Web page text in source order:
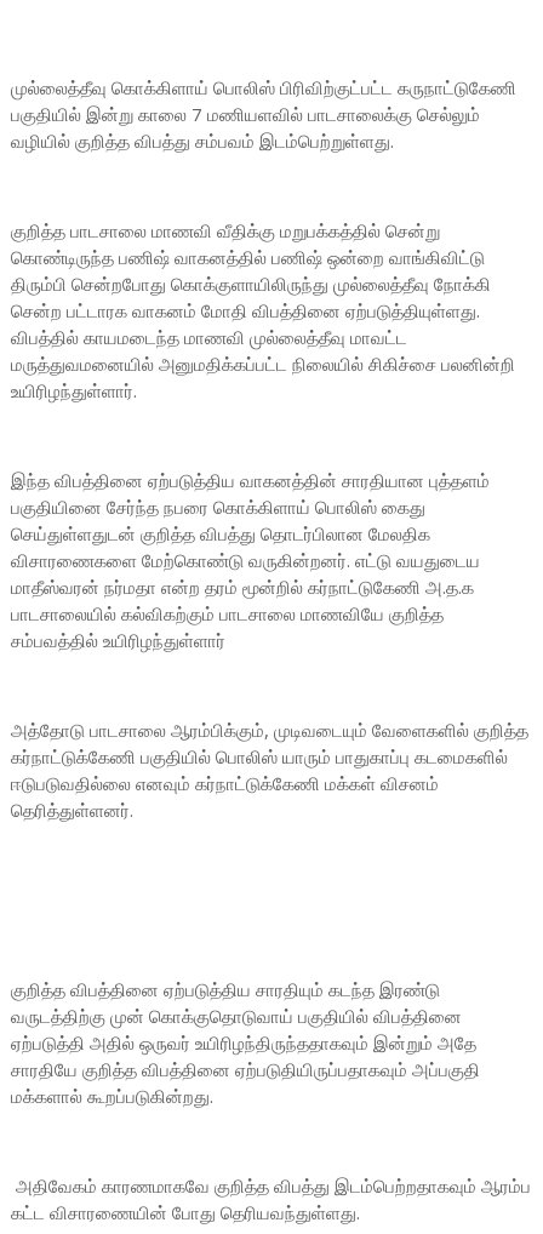
முல்லைத்தீவு கொக்கிளாய் பொலிஸ் பிரிவிற்குட்பட்ட கருநாட்டுகேணி
பகுதியில் இன்று காலை 7 மணியளவில் பாடசாலைக்கு செல்லும்
வழியில் குறித்த விபத்து சம்பவம் இடம்பெற்றுள்ளது.
குறித்த பாடசாலை மாணவி வீதிக்கு மறுபக்கத்தில் சென்று
கொண்டிருந்த பணிஷ் வாகனத்தில் பணிஷ் ஒன்றை வாங்கிவிட்டு
திரும்பி சென்றபோது கொக்குளாயிலிருந்து முல்லைத்தீவு நோக்கி
சென்ற பட்டாரக வாகனம் மோதி விபத்தினை ஏற்படுத்தியுள்ளது.
விபத்தில் காயமடைந்த மாணவி முல்லைத்தீவு மாவட்ட
மருத்துவமனையில் அனுமதிக்கப்பட்ட நிலையில் சிகிச்சை பலனின்றி
உயிரிழந்துள்ளார்.
இந்த விபத்தினை ஏற்படுத்திய வாகனத்தின் சாரதியான புத்தளம்
பகுதியினை சேர்ந்த நபரை கொக்கிளாய் பொலிஸ் கைது
செய்துள்ளதுடன் குறித்த விபத்து தொடர்பிலான மேலதிக
விசாரணைகளை மேற்கொண்டு வருகின்றனர். எட்டு வயதுடைய
மாதீஸ்வரன் நர்மதா என்ற தரம் மூன்றில் கர்நாட்டுகேணி அ.த.க
பாடசாலையில் கல்விகற்கும் பாடசாலை மாணவியே குறித்த
சம்பவத்தில் உயிரிழந்துள்ளார்
அத்தோடு பாடசாலை ஆரம்பிக்கும், முடிவடையும் வேளைகளில் குறித்த
கர்நாட்டுக்கேணி பகுதியில் பொலிஸ் யாரும் பாதுகாப்பு கடமைகளில்
ஈடுபடுவதில்லை எனவும் கர்நாட்டுக்கேணி மக்கள் விசனம்
தெரித்துள்ளனர்.
குறித்த விபத்தினை ஏற்படுத்திய சாரதியும் கடந்த இரண்டு
வருடத்திற்கு முன் கொக்குதொடுவாய் பகுதியில் விபத்தினை
ஏற்படுத்தி அதில் ஒருவர் உயிரிழந்திருந்ததாகவும் இன்றும் அதே
சாரதியே குறித்த விபத்தினை ஏற்படுதியிருப்பதாகவும் அப்பகுதி
மக்களால் கூறப்படுகின்றது.
அதிவேகம் காரணமாகவே குறித்த விபத்து இடம்பெற்றதாகவும் ஆரம்ப
கட்ட விசாரணையின் போது தெரியவந்துள்ளது.